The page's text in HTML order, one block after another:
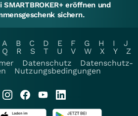
eröffnen und
sichern.
A B C D E F G H I
J
Q R S T U V W X Y
Z
Datenschutz
Datenschutz-
Nutzungsbedingungen